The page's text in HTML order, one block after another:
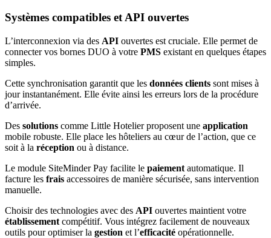
Systèmes compatibles et API ouvertes
L’interconnexion via des API ouvertes est cruciale. Elle permet de
connecter vos bornes DUO à votre PMS existant en quelques étapes
simples.
Cette synchronisation garantit que les données clients sont mises à
jour instantanément. Elle évite ainsi les erreurs lors de la procédure
d’arrivée.
Des solutions comme Little Hotelier proposent une application
mobile robuste. Elle place les hôteliers au cœur de l’action, que ce
soit à la réception ou à distance.
Le module SiteMinder Pay facilite le paiement automatique. Il
facture les frais accessoires de manière sécurisée, sans intervention
manuelle.
Choisir des technologies avec des API ouvertes maintient votre
établissement compétitif. Vous intégrez facilement de nouveaux
outils pour optimiser la gestion et l’efficacité opérationnelle.